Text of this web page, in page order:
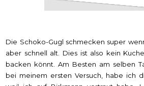
Die Schoko-Gugl schmecken super
aber schnell alt. Dies ist also kein
backen könnt. Am Besten am selben
bei meinem ersten Versuch, habe ich